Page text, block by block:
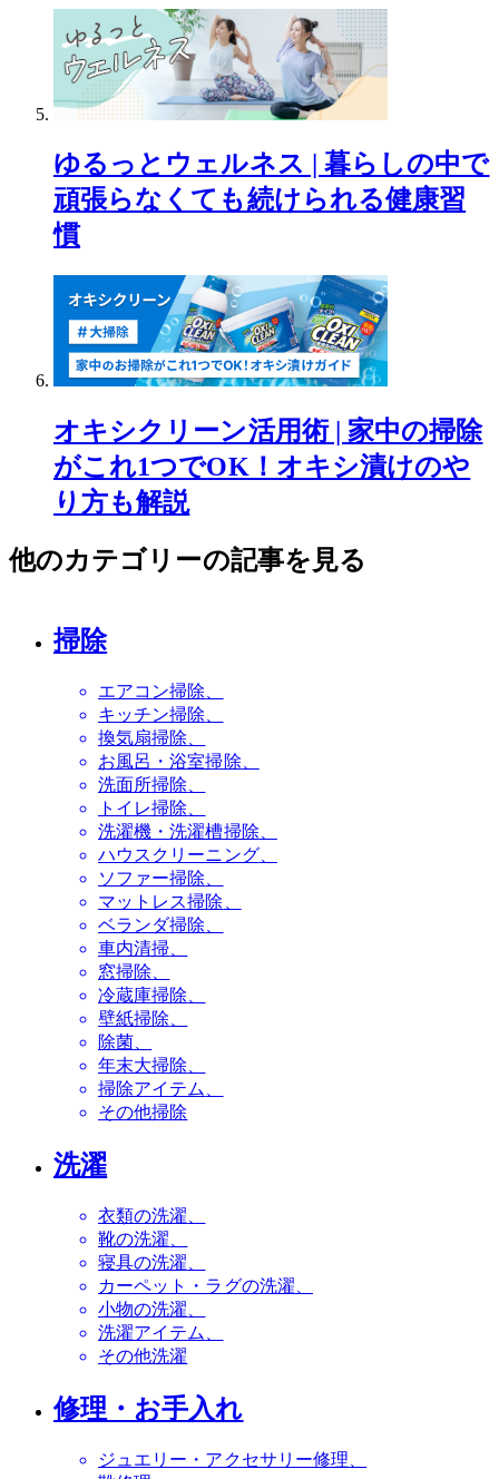
ゆるっとウェルネス | 暮らしの中で
頑張らなくても続けられる健康習
慣
オキシクリーン活用術 | 家中の掃除
がこれ1つでOK！オキシ漬けのや
り方も解説
他のカテゴリーの記事を見る
掃除
エアコン掃除
キッチン掃除
換気扇掃除
お風呂・浴室掃除
洗面所掃除
トイレ掃除
洗濯機・洗濯槽掃除
ハウスクリーニング
ソファー掃除
マットレス掃除
ベランダ掃除
車内清掃
窓掃除
冷蔵庫掃除
壁紙掃除
除菌
年末大掃除
掃除アイテム
その他掃除
洗濯
衣類の洗濯
靴の洗濯
寝具の洗濯
カーペット・ラグの洗濯
小物の洗濯
洗濯アイテム
その他洗濯
修理・お手入れ
ジュエリー・アクセサリー修理